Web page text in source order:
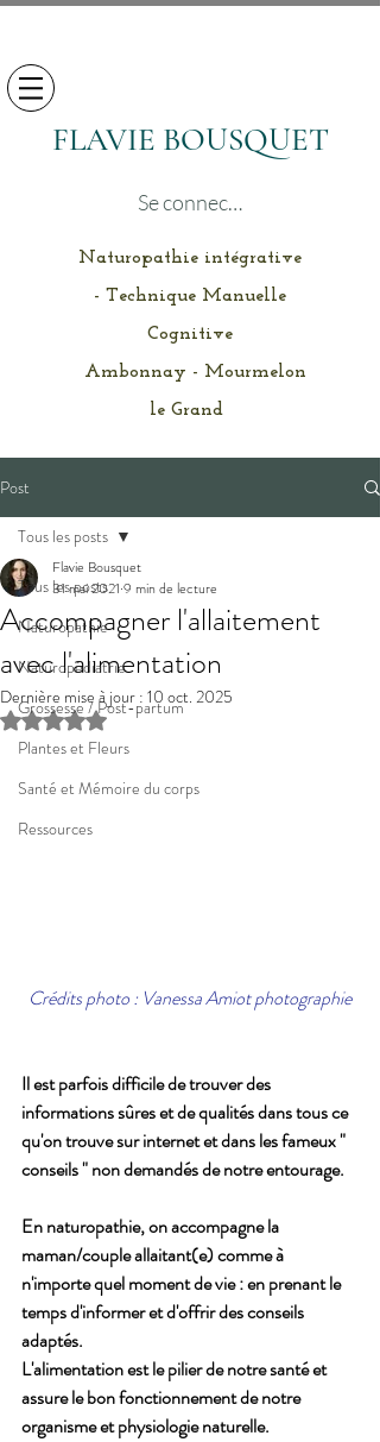
FLAVIE BOUSQUET
Se connecter
Naturopathie intégrative
- Technique Manuelle
Cognitive
Ambonnay - Mourmelon
le Grand
Post
Tous les posts
Naturopathie
Naturopédiatrie
Grossesse / Post-partum
Plantes et Fleurs
Santé et Mémoire du corps
Ressources
Tous les posts
Accompagner l'allaitement
avec l'alimentation
Flavie Bousquet
31 mai 2021 9 min de lecture
Dernière mise à jour : 10 oct. 2025
Noté NaN étoiles sur 5.
Crédits photo : Vanessa Amiot photographie
Il est parfois difficile de trouver des
informations sûres et de qualités dans tous ce
qu'on trouve sur internet et dans les fameux "
conseils " non demandés de notre entourage.
En naturopathie, on accompagne la
maman/couple allaitant(e) comme à
n'importe quel moment de vie : en prenant le
temps d'informer et d'offrir des conseils
adaptés.
L'alimentation est le pilier de notre santé et
assure le bon fonctionnement de notre
organisme et physiologie naturelle.